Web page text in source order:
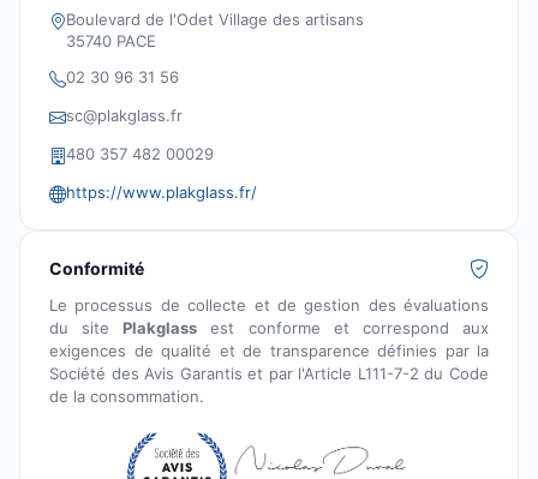
Boulevard de l'Odet Village des artisans
35740 PACE
02 30 96 31 56
sc@plakglass.fr
480 357 482 00029
https://www.plakglass.fr/
Conformité
Le processus de collecte et de gestion des évaluations
du sitePlakglass est conforme et correspond aux
exigences de qualité et de transparence définies par la
Société des Avis Garantis et par l'Article L111-7-2 du Code
de la consommation.